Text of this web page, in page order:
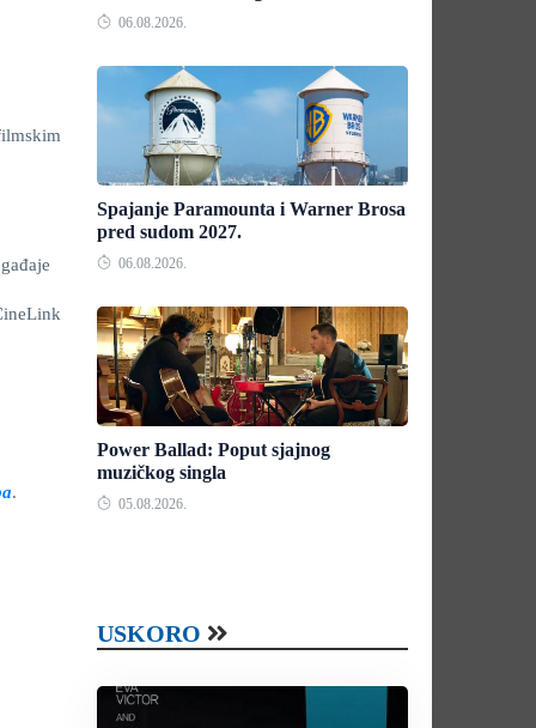
.
06.08.2026.
Spajanje Paramounta i Warner Brosa
pred sudom 2027.
06.08.2026.
Power Ballad: Poput sjajnog
muzičkog singla
05.08.2026.
USKORO